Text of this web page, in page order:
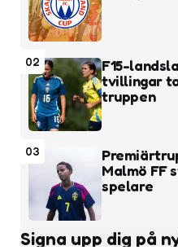
02
F15-
tvillingar
truppen
03
Malmö FF
spelare
Signa upp dig på